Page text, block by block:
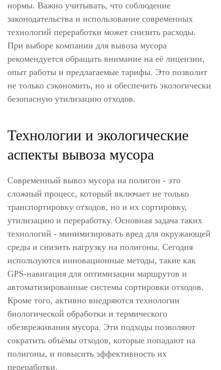
нормы. Важно учитывать, что соблюдение
законодательства и использование современных
технологий переработки может снизить расходы.
При выборе компании для вывоза мусора
рекомендуется обращать внимание на её лицензии,
опыт работы и предлагаемые тарифы. Это позволит
не только сэкономить, но и обеспечить экологически
безопасную утилизацию отходов.
Технологии и экологические
аспекты вывоза мусора
Современный вывоз мусора на полигон - это
сложный процесс, который включает не только
транспортировку отходов, но и их сортировку,
утилизацию и переработку. Основная задача таких
технологий - минимизировать вред для окружающей
среды и снизить нагрузку на полигоны. Сегодня
используются инновационные методы, такие как
GPS-навигация для оптимизации маршрутов и
автоматизированные системы сортировки отходов.
Кроме того, активно внедряются технологии
биологической обработки и термического
обезвреживания мусора. Эти подходы позволяют
сократить объёмы отходов, которые попадают на
полигоны, и повысить эффективность их
переработки.